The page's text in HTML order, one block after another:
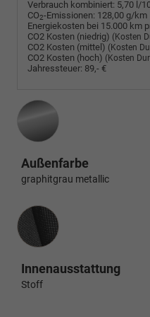
Verbrauch kombiniert: 5,70 l/
CO2-Emissionen: 128,00 g/km
Energiekosten bei 15.000 km
CO2 Kosten (niedrig) (Kosten
CO2 Kosten (mittel) (Kosten
CO2 Kosten (hoch) (Kosten
Jahressteuer: 89,- €
Außenfarbe
graphitgrau metallic
Innenausstattung
Innenausstattung
Stoff